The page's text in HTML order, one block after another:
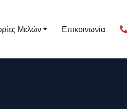
Μελών Επικοινωνία